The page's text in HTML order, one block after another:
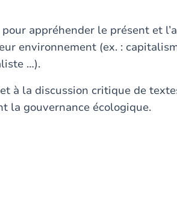
appréhender le présent et
environnement (ex. :
…).
à la discussion critique de
la gouvernance écologique.